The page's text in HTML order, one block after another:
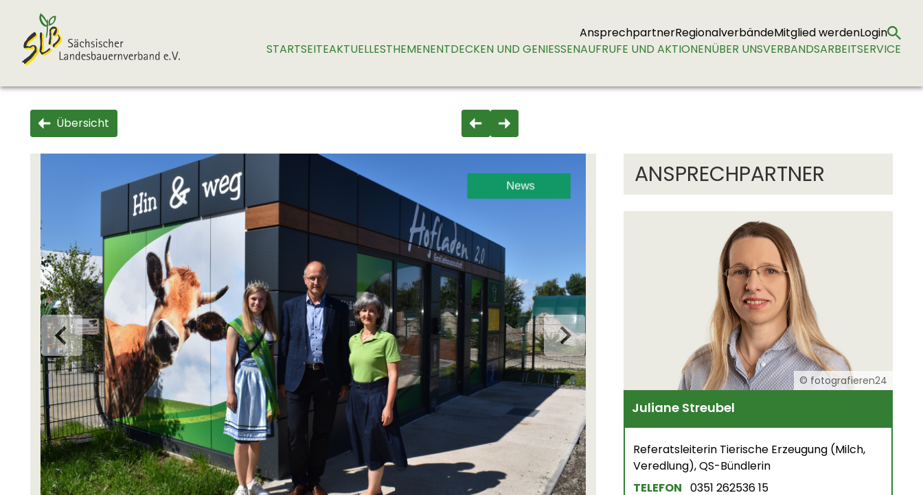
AnsprechpartnerRegionalverbändeMitglied werdenLogin
STARTSEITEAKTUELLESTHEMENENTDECKEN UND GENIESSEN AUFRUFE UND AKTIONENÜBER UNSVERBANDSARBEITSERVICE
Übersicht
ANSPRECHPARTNER
© fotografieren24
Juliane Streubel
Referatsleiterin Tierische Erzeugung (Milch,
Veredlung), QS-Bündlerin
TELEFON 0351 262536 15